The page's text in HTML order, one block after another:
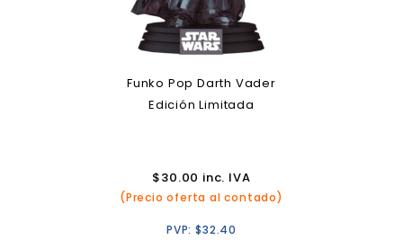
Funko Pop Darth Vader
Edición Limitada
$30.00 inc. IVA
(Precio oferta al contado)
PVP:$32.40